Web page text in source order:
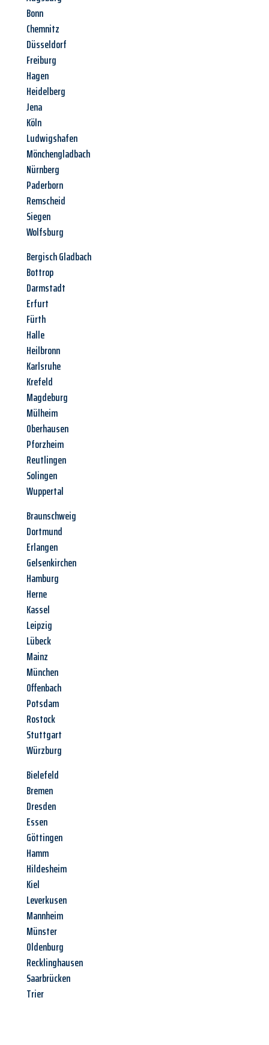
Bonn
Chemnitz
Düsseldorf
Freiburg
Hagen
Heidelberg
Jena
Köln
Ludwigshafen
Mönchengladbach
Nürnberg
Paderborn
Remscheid
Siegen
Wolfsburg
Bergisch Gladbach
Bottrop
Darmstadt
Erfurt
Fürth
Halle
Heilbronn
Karlsruhe
Krefeld
Magdeburg
Mülheim
Oberhausen
Pforzheim
Reutlingen
Solingen
Wuppertal
Braunschweig
Dortmund
Erlangen
Gelsenkirchen
Hamburg
Herne
Kassel
Leipzig
Lübeck
Mainz
München
Offenbach
Potsdam
Rostock
Stuttgart
Würzburg
Bielefeld
Bremen
Dresden
Essen
Göttingen
Hamm
Hildesheim
Kiel
Leverkusen
Mannheim
Münster
Oldenburg
Recklinghausen
Saarbrücken
Trier